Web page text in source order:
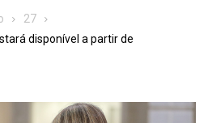
27
disponível a partir de